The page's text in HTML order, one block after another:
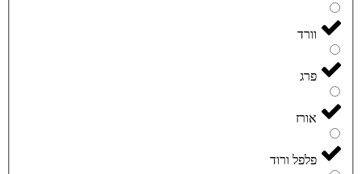
וורד
פרג
אורז
פלפל ורוד